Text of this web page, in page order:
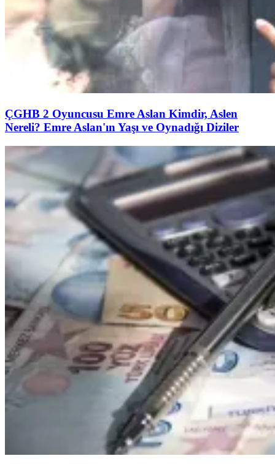
ÇGHB 2 Oyuncusu Emre Aslan Kimdir, Aslen
Nereli? Emre Aslan'ın Yaşı ve Oynadığı Diziler